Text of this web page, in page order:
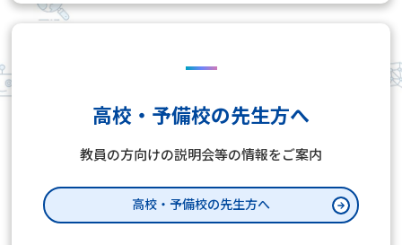
高校・予備校の先生方へ
教員の方向けの説明会等の情報をご案内
高校・予備校の先生方へ